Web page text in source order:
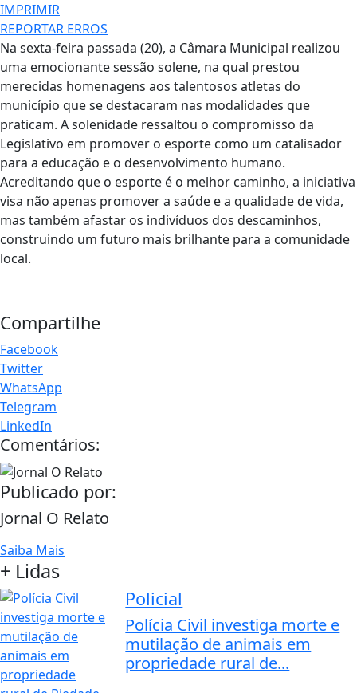
IMPRIMIR
REPORTAR ERROS
Na sexta-feira passada (20), a Câmara Municipal realizou
uma emocionante sessão solene, na qual prestou
merecidas homenagens aos talentosos atletas do
município que se destacaram nas modalidades que
praticam. A solenidade ressaltou o compromisso da
Legislativo em promover o esporte como um catalisador
para a educação e o desenvolvimento humano.
Acreditando que o esporte é o melhor caminho, a iniciativa
visa não apenas promover a saúde e a qualidade de vida,
mas também afastar os indivíduos dos descaminhos,
construindo um futuro mais brilhante para a comunidade
local.
Compartilhe
Facebook
Twitter
WhatsApp
Telegram
LinkedIn
Comentários:
Publicado por:
Jornal O Relato
Saiba Mais
+ Lidas
Policial
Polícia Civil investiga morte e
mutilação de animais em
propriedade rural de...